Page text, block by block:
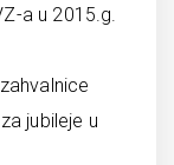
a u 2015.g.
jubileje u